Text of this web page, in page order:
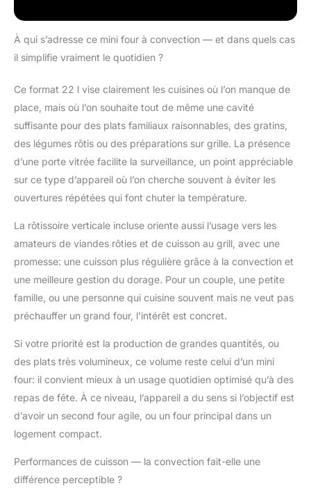
tout, du poulet
croustillant aux
légumes rôtis.
MINUTERIE
AJUSTABLES – Prenez
le contrôle de votre
cuisson avec des
température précis
allant jusqu'à 464°F et
une minuterie ajustable
économe en énergie
assure une cuisson
uniforme des repas,
réduisant ainsi le
besoin de surveillance
constante. FOUR À
RÔTIR POLYVALENT –
rotisserie avec le
support rotatif pour
garantissant une
cuisson uniforme et
des viandes juteuses et
répartition homogène
À qui s’adresse ce mini four à convection — et dans quels cas
il simplifie vraiment le quotidien ?
Ce format 22 l vise clairement les cuisines où l’on manque de
place, mais où l’on souhaite tout de même une cavité
suffisante pour des plats familiaux raisonnables, des gratins,
des légumes rôtis ou des préparations sur grille. La présence
d’une porte vitrée facilite la surveillance, un point appréciable
sur ce type d’appareil où l’on cherche souvent à éviter les
ouvertures répétées qui font chuter la température.
La rôtissoire verticale incluse oriente aussi l’usage vers les
amateurs de viandes rôties et de cuisson au grill, avec une
promesse: une cuisson plus régulière grâce à la convection et
une meilleure gestion du dorage. Pour un couple, une petite
famille, ou une personne qui cuisine souvent mais ne veut pas
préchauffer un grand four, l’intérêt est concret.
Si votre priorité est la production de grandes quantités, ou
des plats très volumineux, ce volume reste celui d’un mini
four: il convient mieux à un usage quotidien optimisé qu’à des
repas de fête. À ce niveau, l’appareil a du sens si l’objectif est
d’avoir un second four agile, ou un four principal dans un
logement compact.
Performances de cuisson — la convection fait-elle une
différence perceptible ?